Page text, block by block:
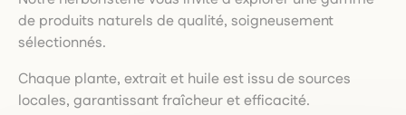
de produits naturels de qualité, soigneusement
sélectionnés.
Chaque plante, extrait et huile est issu de sources
locales, garantissant fraîcheur et efficacité.